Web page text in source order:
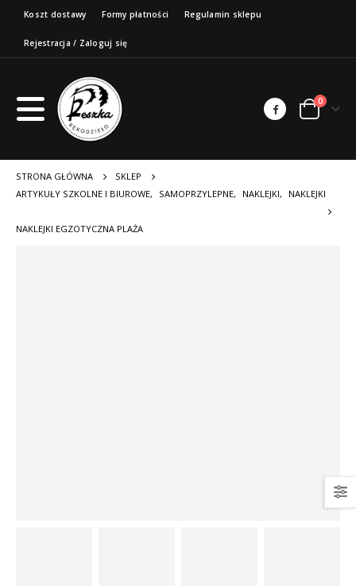
Koszt dostawy Formy płatności Regulamin sklepu
Rejestracja / Zaloguj się
0
STRONA GŁÓWNA
SKLEP
ARTYKUŁY SZKOLNE I BIUROWE, SAMOPRZYLEPNE, NAKLEJKI, NAKLEJKI
NAKLEJKI EGZOTYCZNA PLAŻA